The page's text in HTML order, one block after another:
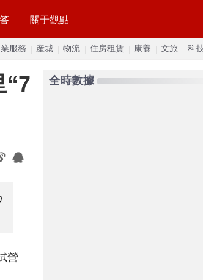
關于觀點
服務 産城 物流 住房租賃 康養 文旅 科
營
全時數據